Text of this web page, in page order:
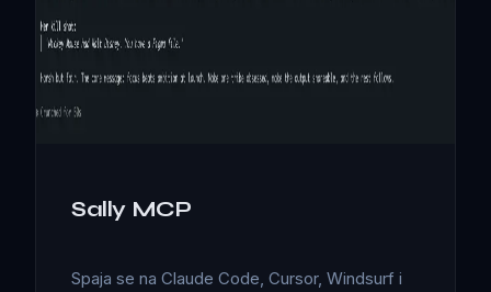
Sally MCP
Spaja se na Claude Code, Cursor, Windsurf i